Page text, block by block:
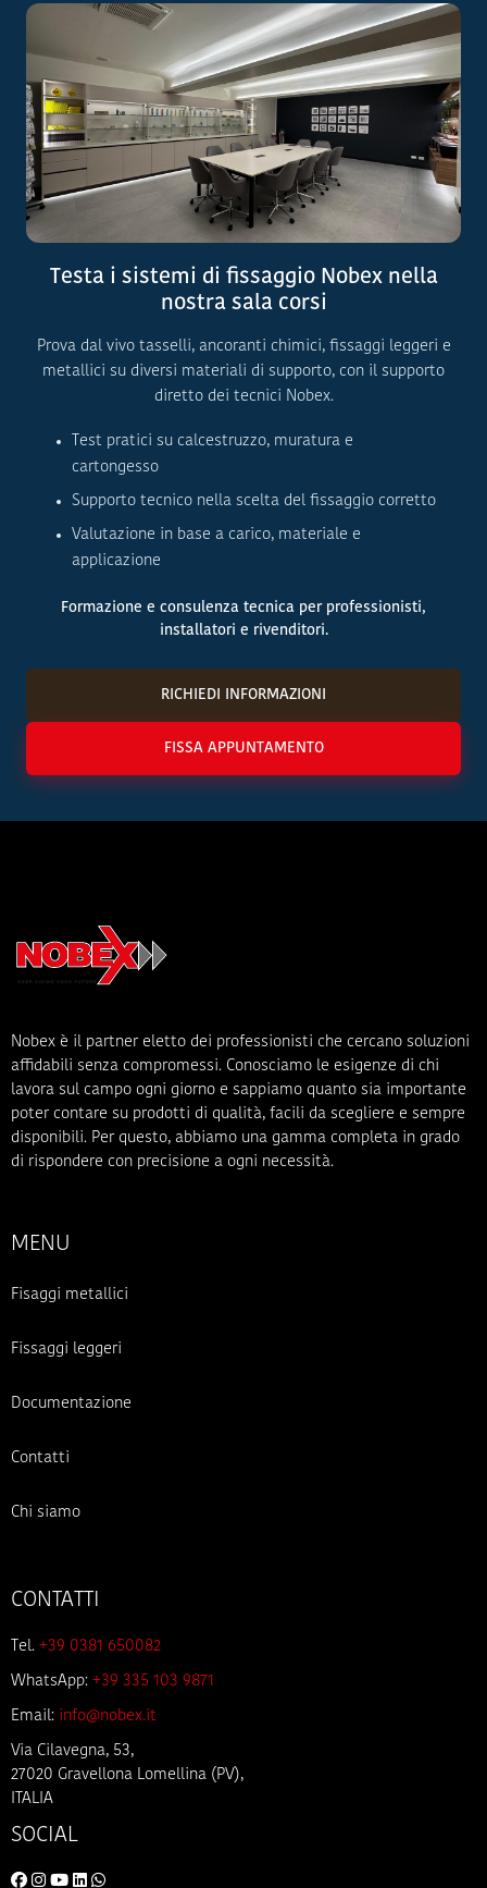
Testa i sistemi di fissaggio Nobex nella
nostra sala corsi
Prova dal vivo tasselli, ancoranti chimici, fissaggi leggeri e
metallici su diversi materiali di supporto, con il supporto
diretto dei tecnici Nobex.
Test pratici su calcestruzzo, muratura e
cartongesso
Supporto tecnico nella scelta del fissaggio corretto
Valutazione in base a carico, materiale e
applicazione
Formazione e consulenza tecnica per professionisti,
installatori e rivenditori.
RICHIEDI INFORMAZIONI
FISSA APPUNTAMENTO
Nobex è il partner eletto dei professionisti che cercano soluzioni
affidabili senza compromessi. Conosciamo le esigenze di chi
lavora sul campo ogni giorno e sappiamo quanto sia importante
poter contare su prodotti di qualità, facili da scegliere e sempre
disponibili. Per questo, abbiamo una gamma completa in grado
di rispondere con precisione a ogni necessità.
MENU
Fisaggi metallici
Fissaggi leggeri
Documentazione
Contatti
Chi siamo
CONTATTI
Tel. +39 0381 650082
WhatsApp: +39 335 103 9871
Email: info@nobex.it
Via Cilavegna, 53,
27020 Gravellona Lomellina (PV),
ITALIA
SOCIAL